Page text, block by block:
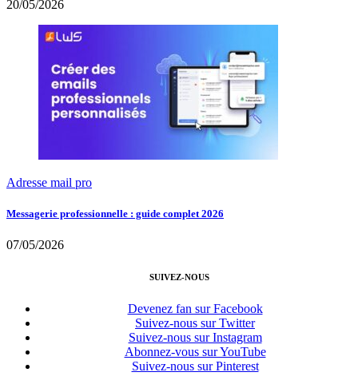
20/05/2026
Adresse mail pro
Messagerie professionnelle : guide complet 2026
07/05/2026
SUIVEZ-NOUS
Devenez fan sur Facebook
Suivez-nous sur Twitter
Suivez-nous sur Instagram
Abonnez-vous sur YouTube
Suivez-nous sur Pinterest